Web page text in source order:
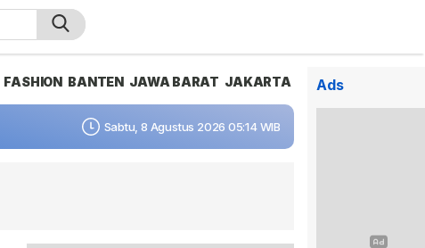
FASHION BANTEN JAWA BARAT JAKARTA
Sabtu, 8 Agustus 2026 05:14 WIB
Ads